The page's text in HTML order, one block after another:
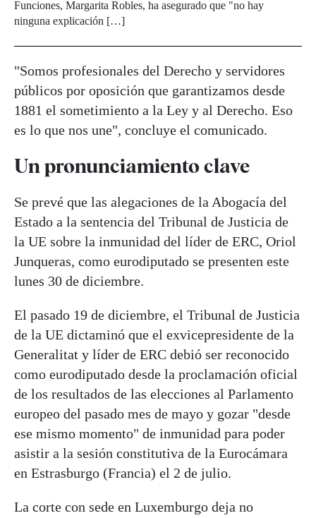
Funciones, Margarita Robles, ha asegurado que "no hay
ninguna explicación […]
"Somos profesionales del Derecho y servidores
públicos por oposición que garantizamos desde
1881 el sometimiento a la Ley y al Derecho. Eso
es lo que nos une", concluye el comunicado.
Un pronunciamiento clave
Se prevé que las alegaciones de la Abogacía del
Estado a la sentencia del Tribunal de Justicia de
la UE sobre la inmunidad del líder de ERC, Oriol
Junqueras, como eurodiputado se presenten este
lunes 30 de diciembre.
El pasado 19 de diciembre, el Tribunal de Justicia
de la UE dictaminó que el exvicepresidente de la
Generalitat y líder de ERC debió ser reconocido
como eurodiputado desde la proclamación oficial
de los resultados de las elecciones al Parlamento
europeo del pasado mes de mayo y gozar "desde
ese mismo momento" de inmunidad para poder
asistir a la sesión constitutiva de la Eurocámara
en Estrasburgo (Francia) el 2 de julio.
La corte con sede en Luxemburgo deja no